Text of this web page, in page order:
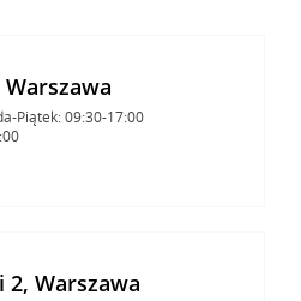
Warszawa
Piątek: 09:30-17:00
2, Warszawa